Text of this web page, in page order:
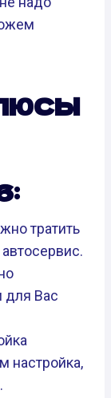
тратить
для Вас
настройка,